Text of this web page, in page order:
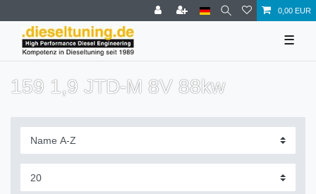
0,00 EUR
☰
159 1,9 JTD-M 8V 88kw